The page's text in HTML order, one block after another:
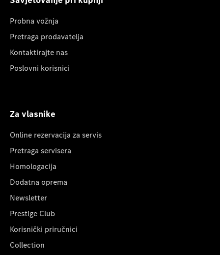
Probna vožnja
Pretraga prodavatelja
Kontaktirajte nas
Poslovni korisnici
Za vlasnike
Online rezervacija za servis
Pretraga servisera
Homologacija
Dodatna oprema
Newsletter
Prestige Club
Korisnički priručnici
Collection